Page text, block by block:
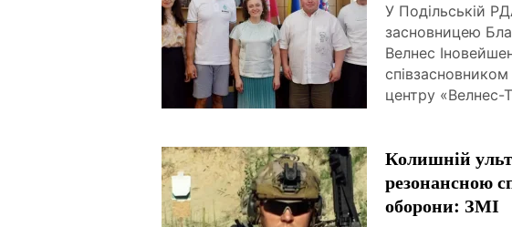
У Подільській
засновницею
Велнес
співзасновником
центру «Велнес-
Колишній
резонансною
оборони: ЗМІ